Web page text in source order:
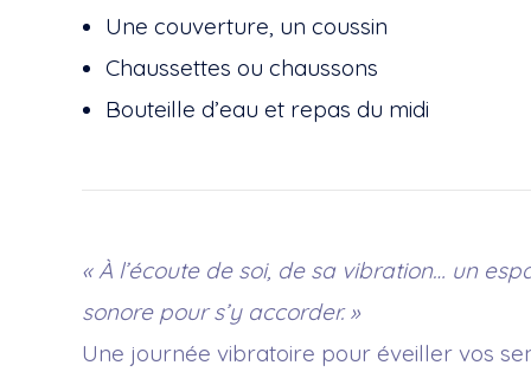
Une couverture, un coussin
Chaussettes ou chaussons
Bouteille d’eau et repas du midi
« À l’écoute de soi, de sa vibration… un
sonore pour s’y accorder. »
Une journée vibratoire pour éveiller vos